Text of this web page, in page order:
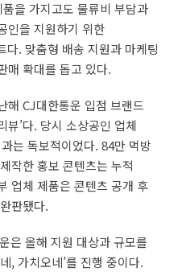
품을 가지고도 물류비 부담과
인을 지원하기 위한
다. 맞춤형 배송 지원과 마케팅
매 확대를 돕고 있다.
해 CJ대한통운 입점 브랜드
뷰’다. 당시 소상공인 업체
는 독보적이었다. 84만 먹방
작한 홍보 콘텐츠는 누적
업체 제품은 콘텐츠 공개 후
판됐다.
은 올해 지원 대상과 규모를
, 가치오네’를 진행 중이다.